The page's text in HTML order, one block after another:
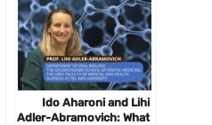
Ido Aharoni and Lihi
Adler-Abramovich: What